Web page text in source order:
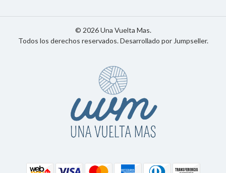
© 2026 Una Vuelta Mas.
Todos los derechos reservados.Desarrollado por Jumpseller.